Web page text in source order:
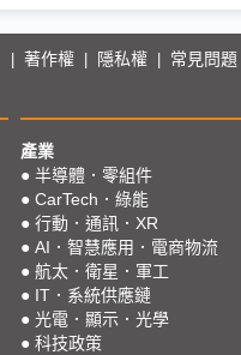
著作權 隱私權 常見問題
產業
● 半導體．零組件
● CarTech．綠能
● 行動．通訊．XR
● AI．智慧應用．電商物流
● 航太．衛星．軍工
● IT．系統供應鏈
● 光電．顯示．光學
● 科技政策